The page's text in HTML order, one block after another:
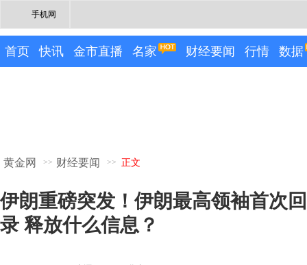
手机网
首页 快讯 金市直播 名家 财经要闻 行情 数据
黄金网 >> 财经要闻 >> 正文
伊朗重磅突发！伊朗最高领袖首次
录 释放什么信息？